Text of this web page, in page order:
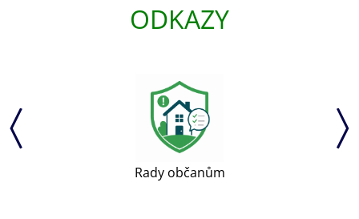
ODKAZY
Rady občanům